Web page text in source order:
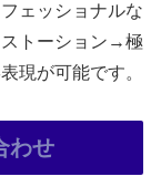
ェッショナルな
トーション→極
現が可能です。
わせ